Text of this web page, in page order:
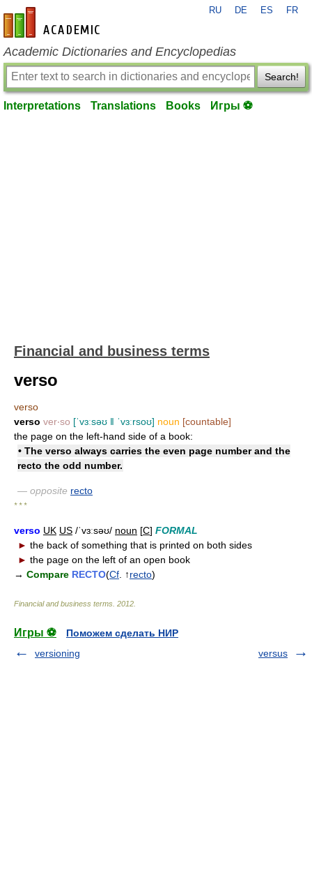
en-academic.com
RU DE ES FR
Academic Dictionaries and Encyclopedias
Search!
Interpretations Translations Books Игры ⚽
Financial and business terms
verso
verso
verso ver‧so [ˈvɜːsəʊ ǁ ˈvɜːrsoʊ] noun [countable]
the page on the left-hand side of a book:
• The verso always carries the even page number and the
recto the odd number.
— opposite recto
* * *
verso UK US /ˈvɜːsəʊ/ noun [C] FORMAL
► the back of something that is printed on both sides
► the page on the left of an open book
→ Compare RECTO(Cf . ↑recto)
Financial and business terms 2012
Игры ⚽
Поможем сделать НИР
versioning
versus